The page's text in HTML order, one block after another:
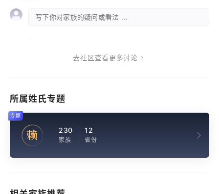
写下你对家族的疑问或看法 ...
去社区查看更多讨论
所属姓氏专题
赖 230
家族
12
省份
专题